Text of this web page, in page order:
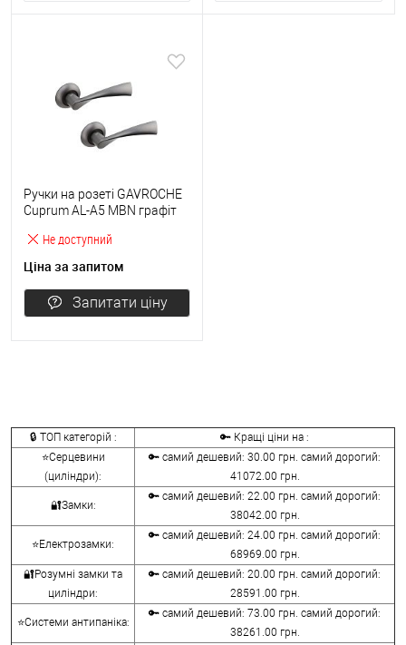
Не доступний
Ручки на розеті GAVROCHE
Cuprum AL-A5 MBN графіт
Ціна за запитом
Запитати ціну
🔒 ТОП категорій :
🔑 Кращі ціни на :
⭐Серцевини
(циліндри):
🔑 самий дешевий: 30.00 грн. самий дорогий:
41072.00 грн.
🔐Замки:
🔑 самий дешевий: 22.00 грн. самий дорогий:
38042.00 грн.
⭐Електрозамки:
🔑 самий дешевий: 24.00 грн. самий дорогий:
68969.00 грн.
🔐Розумні замки та
циліндри:
🔑 самий дешевий: 20.00 грн. самий дорогий:
28591.00 грн.
⭐Системи антипаніка:
🔑 самий дешевий: 73.00 грн. самий дорогий:
38261.00 грн.